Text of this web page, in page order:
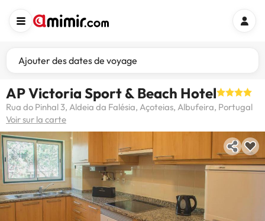
Ajouter des dates de voyage
AP Victoria Sport & Beach Hotel
Rua do Pinhal 3, Aldeia da Falésia, Açoteias, Albufeira, Portugal
Voir sur la carte